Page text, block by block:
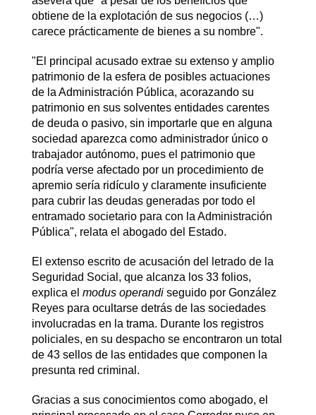
obtiene de la explotación de sus negocios (…)
carece prácticamente de bienes a su nombre".
"El principal acusado extrae su extenso y amplio
patrimonio de la esfera de posibles actuaciones
de la Administración Pública, acorazando su
patrimonio en sus solventes entidades carentes
de deuda o pasivo, sin importarle que en alguna
sociedad aparezca como administrador único o
trabajador autónomo, pues el patrimonio que
podría verse afectado por un procedimiento de
apremio sería ridículo y claramente insuficiente
para cubrir las deudas generadas por todo el
entramado societario para con la Administración
Pública", relata el abogado del Estado.
El extenso escrito de acusación del letrado de la
Seguridad Social, que alcanza los 33 folios,
explica el modus operandi seguido por González
Reyes para ocultarse detrás de las sociedades
involucradas en la trama. Durante los registros
policiales, en su despacho se encontraron un total
de 43 sellos de las entidades que componen la
presunta red criminal.
Gracias a sus conocimientos como abogado, el